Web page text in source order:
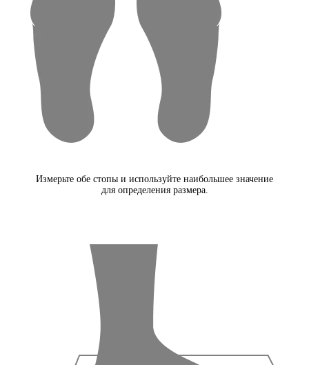
Измерьте обе стопы и используйте наибольшее значение
для определения размера.